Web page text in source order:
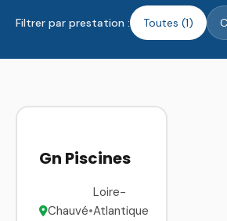
Filtrer par prestation : Toutes (1)
Gn Piscines
Chauvé•
Loire-
Atlantique